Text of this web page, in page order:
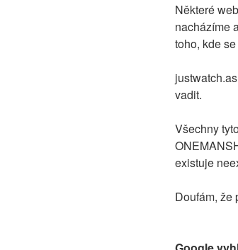
Některé
nacházíme
toho, kde
vadit.
Všechny
existuje
Doufám, že